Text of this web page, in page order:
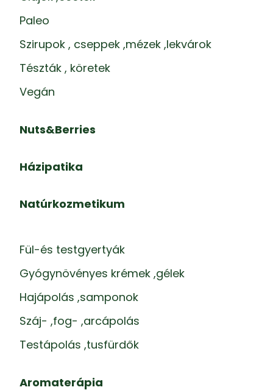
Paleo
Szirupok , cseppek ,mézek ,lekvárok
Tészták , köretek
Vegán
Nuts&Berries
Házipatika
Natúrkozmetikum
Fül-és testgyertyák
Gyógynövényes krémek ,gélek
Hajápolás ,samponok
Száj- ,fog- ,arcápolás
Testápolás ,tusfürdők
Aromaterápia